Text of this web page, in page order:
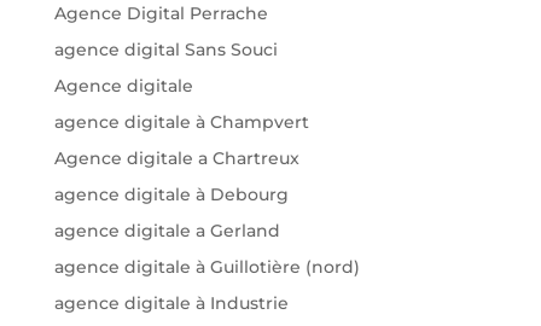
Agence Digital Perrache
agence digital Sans Souci
Agence digitale
agence digitale à Champvert
Agence digitale a Chartreux
agence digitale à Debourg
agence digitale a Gerland
agence digitale à Guillotière (nord)
agence digitale à Industrie